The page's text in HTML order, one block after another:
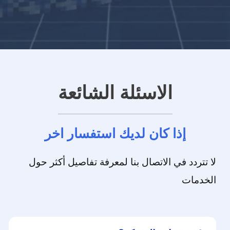
الاسئلة الشائعة
إذا كان لديك استفسار اخر
لا تتردد في الاتصال بنا لمعرفة تفاصيل أكثر حول
الخدمات